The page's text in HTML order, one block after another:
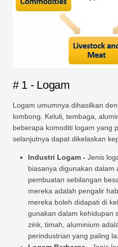
# 1 - Logam
Logam umumnya dihasilkan
lombong. Keluli, tembaga,
beberapa komoditi logam yang
selanjutnya dapat dikelaskan
Industri Logam - Jenis
biasanya digunakan dalam
pembuatan sebilangan
mereka adalah pengalir
mereka boleh didapati di
gunakan dalam kehidupan
zink, timah, aluminium
perindustrian yang paling